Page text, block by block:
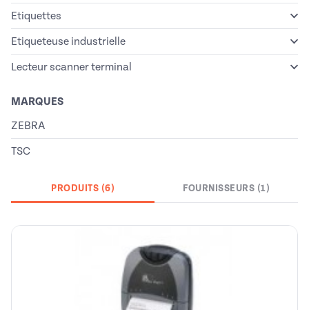
Etiquettes
Etiqueteuse industrielle
Lecteur scanner terminal
MARQUES
ZEBRA
TSC
PRODUITS (6) FOURNISSEURS (1)